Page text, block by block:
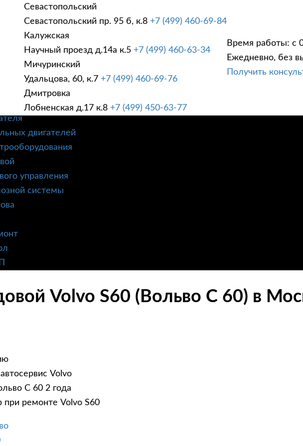
Севастопольский
Севастопольский пр. 95 б, к.8 +7 (499) 460-69-84
Калужская
Научный проезд д.14а к.5 +7 (499) 460-63-34
Мичуринский
Удальцова, 60, к.7 +7 (499) 460-69-76
Дмитровка
Лобненская д.17 к.8 +7 (499) 450-63-77
Время работы: с
Ежедневно, без
Получить
УСЛУГИ
обслуживание
двигателей
управления
системы
Volvo S60 (Вольво С 60) в
Volvo
С 60 2 года
при ремонте Volvo S60